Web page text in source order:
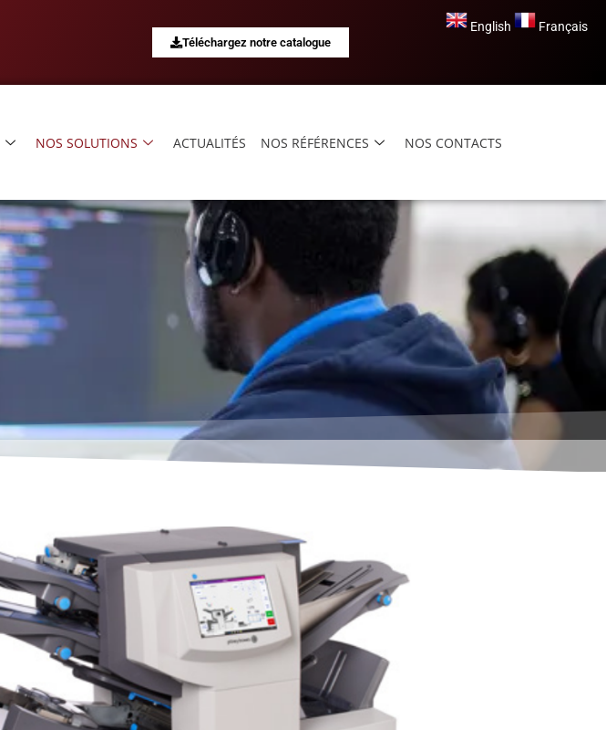
Téléchargez notre catalogue
English Français
NOS SOLUTIONS ACTUALITÉS NOS RÉFÉRENCES NOS CONTACTS